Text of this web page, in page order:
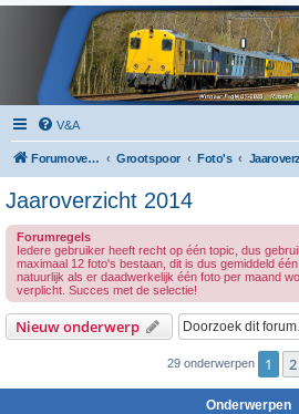
V&A
Forumoverzicht Grootspoor Foto's
Jaaroverzicht 2014
Forumregels
Iedere gebruiker heeft recht op één topic, dus
maximaal 12 foto's bestaan, dit is dus gemiddeld
natuurlijk als er daadwerkelijk één foto per maand
verplicht. Succes met de selectie!
Nieuw onderwerp
29 onderwerpen 1 2
Onderwerpen